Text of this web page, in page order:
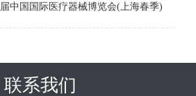
届中国国际医疗器械博览会(上海春季)
联系我们